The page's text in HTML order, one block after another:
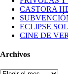
CASTORA
ECLIPSE
CINE DE
Archivos